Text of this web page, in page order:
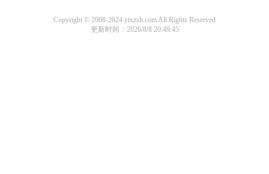
Copyright © 2008-2024 ytxzsh.com All Rights Reserved
更新时间：2026/8/8 20:49:45